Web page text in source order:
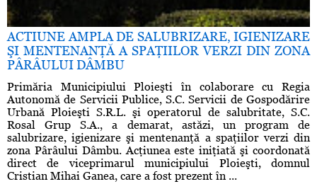
ACTIUNE AMPLA DE SALUBRIZARE, IGIENIZARE
ŞI MENTENANŢĂ A SPAŢIILOR VERZI DIN ZONA
PÂRÂULUI DÂMBU
Primăria Municipiului Ploieşti în colaborare cu Regia
Autonomă de Servicii Publice, S.C. Servicii de Gospodărire
Urbană Ploieşti S.R.L. şi operatorul de salubritate, S.C.
Rosal Grup S.A., a demarat, astăzi, un program de
salubrizare, igienizare şi mentenanţă a spaţiilor verzi din
zona Pârâului Dâmbu. Acţiunea este iniţiată şi coordonată
direct de viceprimarul municipiului Ploieşti, domnul
Cristian Mihai Ganea, care a fost prezent în ...